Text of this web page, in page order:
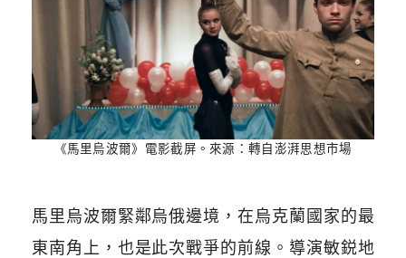
《馬里烏波爾》電影截屏。來源：轉自澎湃思想市場
馬里烏波爾緊鄰烏俄邊境，在烏克蘭國家的最
東南角上，也是此次戰爭的前線。導演敏鋭地